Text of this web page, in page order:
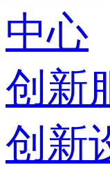
中心
创新
创新